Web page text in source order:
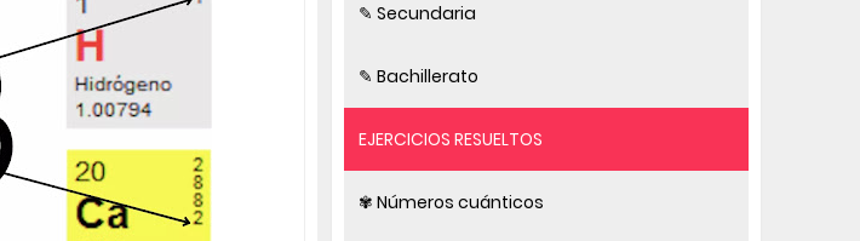
✎ Secundaria
✎ Bachillerato
EJERCICIOS RESUELTOS
✾ Números cuánticos